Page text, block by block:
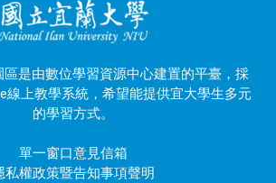
是由數位學習資源中心建置的平臺，採
線上教學系統，希望能提供宜大學生多元
的學習方式。
單一窗口意見信箱
私權政策暨告知事項聲明